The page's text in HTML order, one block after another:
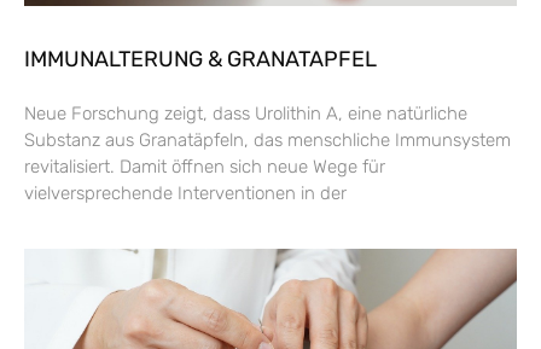
IMMUNALTERUNG & GRANATAPFEL
Neue Forschung zeigt, dass Urolithin A, eine natürliche
Substanz aus Granatäpfeln, das menschliche Immunsystem
revitalisiert. Damit öffnen sich neue Wege für
vielversprechende Interventionen in der